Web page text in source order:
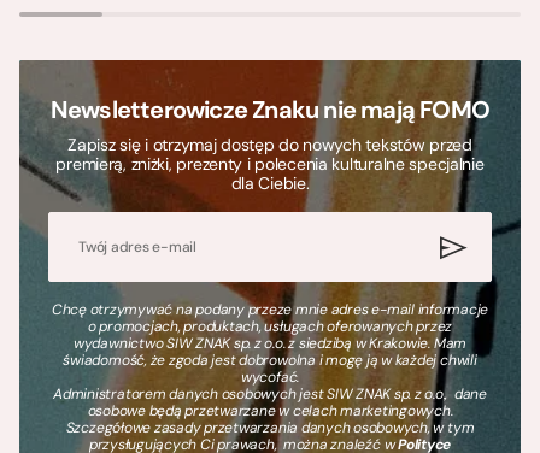
Newsletterowicze Znaku nie mają FOMO
Zapisz się i otrzymaj dostęp do nowych tekstów przed
premierą, zniżki, prezenty i polecenia kulturalne specjalnie
dla Ciebie.
Chcę otrzymywać na podany przeze mnie adres e-mail informacje
o promocjach, produktach, usługach oferowanych przez
wydawnictwo SIW ZNAK sp. z o.o. z siedzibą w Krakowie. Mam
świadomość, że zgoda jest dobrowolna i mogę ją w każdej chwili
wycofać.
Administratorem danych osobowych jest SIW ZNAK sp. z o.o., dane
osobowe będą przetwarzane w celach marketingowych.
Szczegółowe zasady przetwarzania danych osobowych, w tym
przysługujących Ci prawach, można znaleźć wPolityce